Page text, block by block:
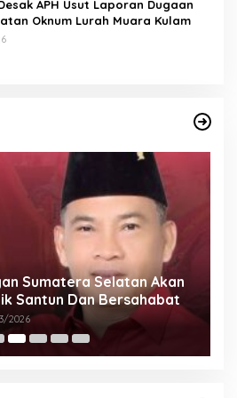
Dugaan
Oknum Lurah Muara Kulam
Sumatera Selatan Akan
Santun Dan Bersahabat
2026